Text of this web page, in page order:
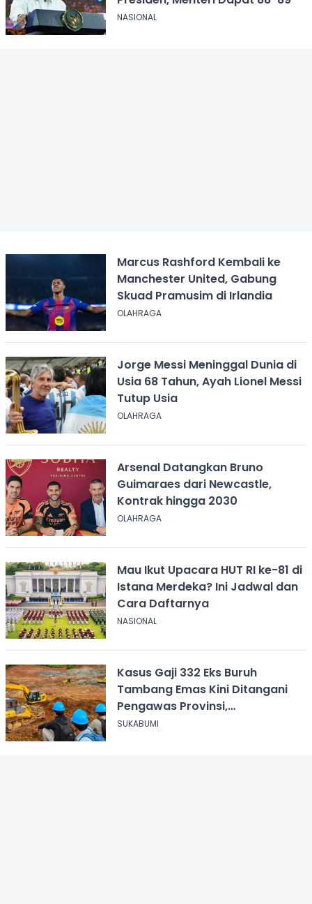
NASIONAL
Marcus Rashford Kembali ke
Manchester United, Gabung
Skuad Pramusim di Irlandia
OLAHRAGA
Jorge Messi Meninggal Dunia di
Usia 68 Tahun, Ayah Lionel Messi
Tutup Usia
OLAHRAGA
Arsenal Datangkan Bruno
Guimaraes dari Newcastle,
Kontrak hingga 2030
OLAHRAGA
Mau Ikut Upacara HUT RI ke-81 di
Istana Merdeka? Ini Jadwal dan
Cara Daftarnya
NASIONAL
Kasus Gaji 332 Eks Buruh
Tambang Emas Kini Ditangani
Pengawas Provinsi,
Disnakertrans Sukabumi Terus
SUKABUMI